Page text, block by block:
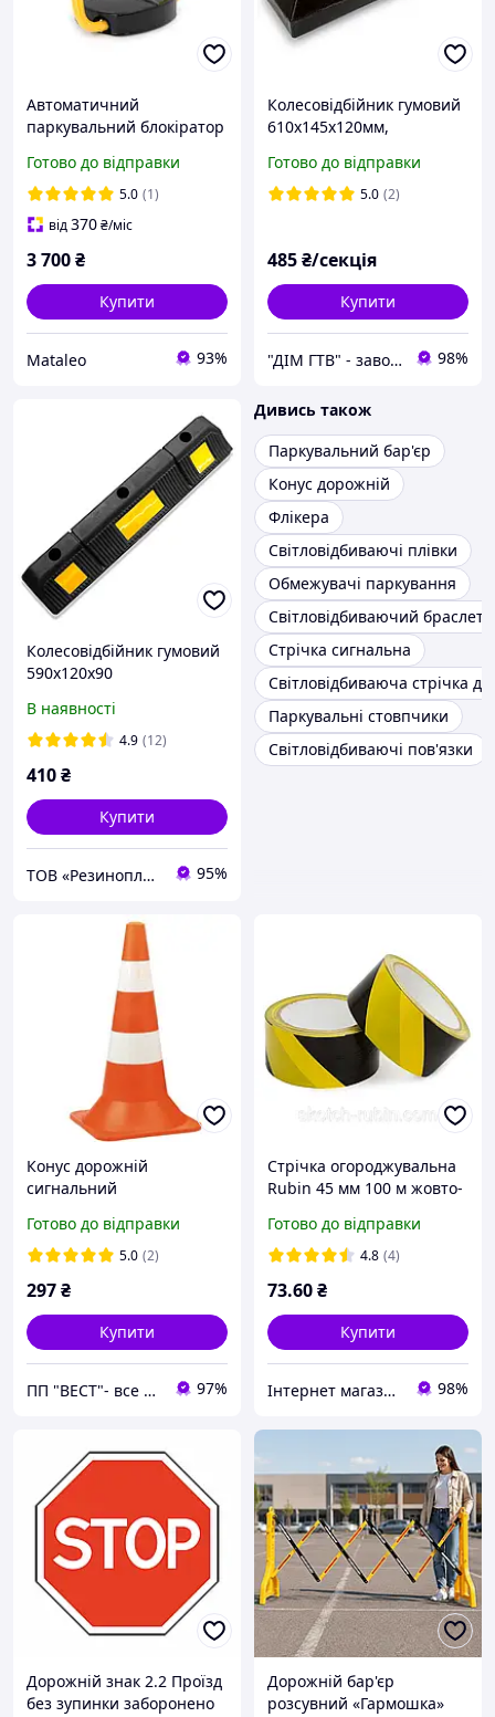
Автоматичний
паркувальний блокіратор
керуванням Stop parking
YOSO
Готово до відправки
5.0 (1)
від370₴/міс
3 700₴
Купити
Mataleo 93%
Колесовідбійник гумовий
610х145х120мм,
упори коліс для парковок
Готово до відправки
5.0 (2)
485₴/секція
Купити
"ДІМ ГТВ" - завод-виробник гумовотехнічних виробів 98%
Колесовідбійник гумовий
590х120х90
В наявності
4.9 (12)
410₴
Купити
ТОВ «Резинопласт». Завод ГТВ. Гумотехнічні вироби, металообробка 95%
Дивись також
Паркувальний бар'єр
Конус дорожній
Флікера
Світловідбиваючі плівки
Обмежувачі паркування
Світловідбиваючий браслет
Стрічка сигнальна
Світловідбиваюча стрічка
Паркувальні стовпчики
Світловідбиваючі пов'язки
Конус дорожній
сигнальний
світловідбивними
смугами 450 мм
Готово до відправки
5.0 (2)
297₴
Купити
ПП "ВЕСТ"- все для зварки, спецодяг та взуття, пожежна безпека, покрівельні матеріали. 97%
Стрічка огороджувальна
Rubin 45 мм 100 м жовто-
Готово до відправки
4.8 (4)
73.60₴
Купити
Інтернет магазин Scotch-Rubin 98%
Дорожній знак 2.2 Проїзд
без зупинки заборонено
Дорожній бар'єр
розсувний «Гармошка»